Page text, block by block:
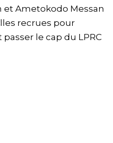
Ametokodo Messan
recrues pour
le cap du LPRC